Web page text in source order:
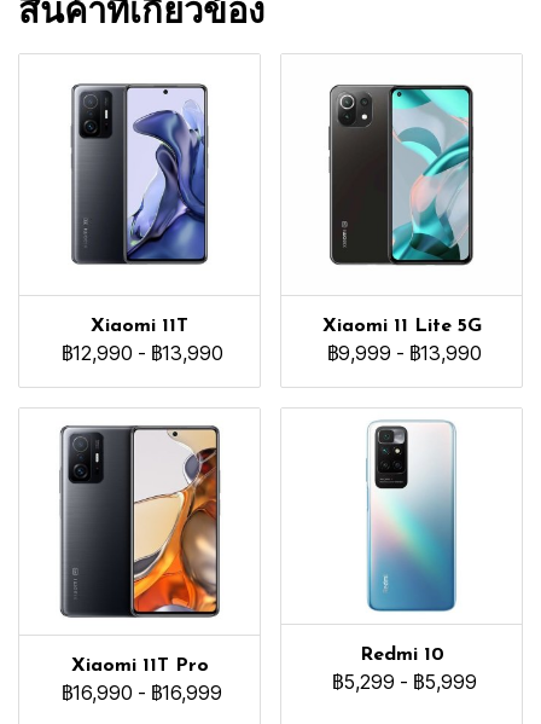
สินค้าที่เกี่ยวข้อง
Xiaomi 11T
฿12,990 - ฿13,990
Xiaomi 11 Lite 5G
฿9,999 - ฿13,990
Xiaomi 11T Pro
฿16,990 - ฿16,999
Redmi 10
฿5,299 - ฿5,999